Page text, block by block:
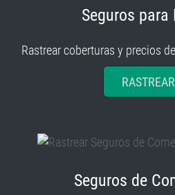
Seguros para
Rastrear coberturas y precios
RASTREAR
Seguros de